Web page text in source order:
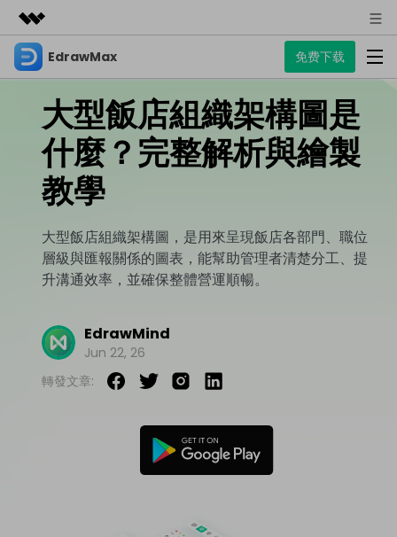
精選產品
實用工具
關於我們
新聞中心
EdrawMax 免费下载
產品
EdrawMax
多合一圖表軟體
EdrawMind
心智圖與腦力激盪工具
專業的甘特圖工具
圖表
商業用途
技術用途
UML
平面圖
其他用途
所有圖表類型>>
資源
資源範本
EdrawMax 社區
文章内容
各種商務圖表範例 >
熱門話題
支援
EdrawMax 教程 >
支援中心
EdrawMax
大型飯店組織架構圖是
什麼？完整解析與繪製
教學
大型飯店組織架構圖，是用來呈現飯店各部門、職位
層級與匯報關係的圖表，能幫助管理者清楚分工、提
升溝通效率，並確保整體營運順暢。
EdrawMind
Jun 22, 26
轉發文章: